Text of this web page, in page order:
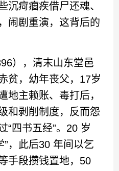
沉疴痼疾借尸还魂、
闹剧重演，这背后的
，清末山东堂邑
贫，幼年丧父，17岁
地主赖账、毒打后，
和剥削制度，反而怨
“四书五经”。20 岁
”，此后30 年间以乞
手段攒钱置地，50